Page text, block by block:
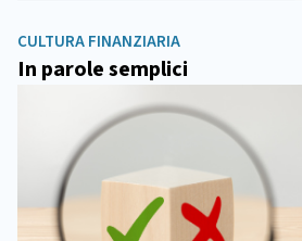
CULTURA FINANZIARIA
In parole semplici